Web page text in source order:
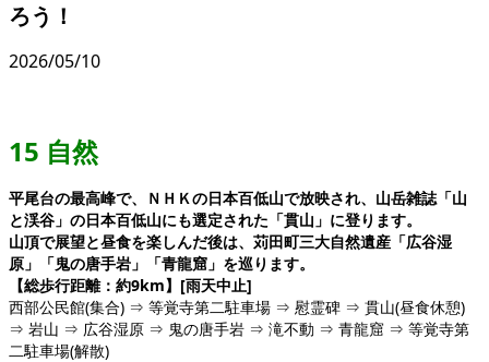
ろう！
2026/05/10
15 自然
平尾台の最高峰で、ＮＨＫの日本百低山で放映され、山岳雑誌「山
と渓谷」の日本百低山にも選定された「貫山」に登ります。
山頂で展望と昼食を楽しんだ後は、苅田町三大自然遺産「広谷湿
原」「鬼の唐手岩」「青龍窟」を巡ります。
【総歩行距離：約9km】[雨天中止]
西部公民館(集合) ⇒ 等覚寺第二駐車場 ⇒ 慰霊碑 ⇒ 貫山(昼食休憩)
⇒ 岩山 ⇒ 広谷湿原 ⇒ 鬼の唐手岩 ⇒ 滝不動 ⇒ 青龍窟 ⇒ 等覚寺第
二駐車場(解散)